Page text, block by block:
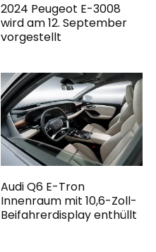
2024 Peugeot E-3008
wird am 12. September
vorgestellt
Audi Q6 E-Tron
Innenraum mit 10,6-Zoll-
Beifahrerdisplay enthüllt